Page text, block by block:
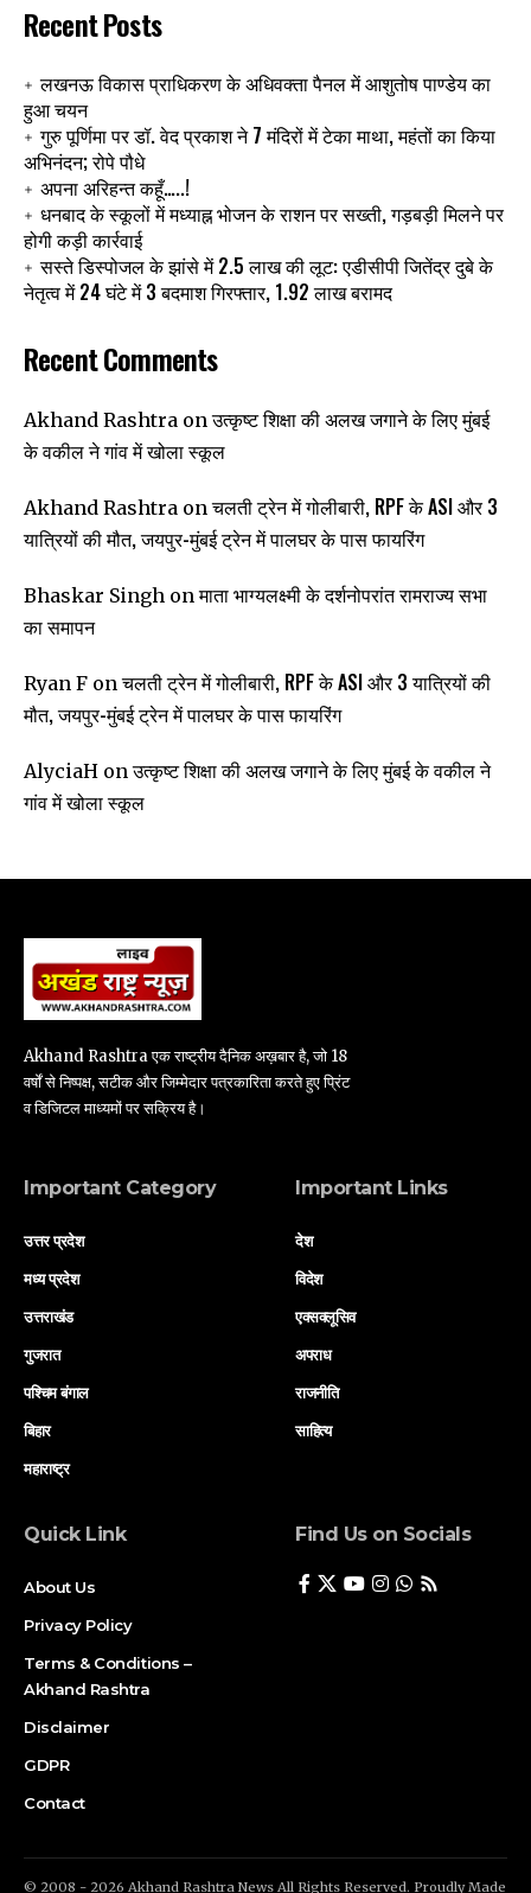
Recent Posts
लखनऊ विकास प्राधिकरण के अधिवक्ता पैनल में आशुतोष पाण्डेय का
हुआ चयन
गुरु पूर्णिमा पर डॉ. वेद प्रकाश ने 7 मंदिरों में टेका माथा, महंतों का किया
अभिनंदन; रोपे पौधे
अपना अरिहन्त कहूँ…..!
धनबाद के स्कूलों में मध्याह्न भोजन के राशन पर सख्ती, गड़बड़ी मिलने पर
होगी कड़ी कार्रवाई
सस्ते डिस्पोजल के झांसे में 2.5 लाख की लूट: एडीसीपी जितेंद्र दुबे के
नेतृत्व में 24 घंटे में 3 बदमाश गिरफ्तार, 1.92 लाख बरामद
Recent Comments
Akhand Rashtra onउत्कृष्ट शिक्षा की अलख जगाने के लिए मुंबई
के वकील ने गांव में खोला स्कूल
Akhand Rashtra onचलती ट्रेन में गोलीबारी, RPF के ASI और 3
यात्रियों की मौत, जयपुर-मुंबई ट्रेन में पालघर के पास फायरिंग
Bhaskar Singh onमाता भाग्यलक्ष्मी के दर्शनोपरांत रामराज्य सभा
का समापन
Ryan F onचलती ट्रेन में गोलीबारी, RPF के ASI और 3 यात्रियों की
मौत, जयपुर-मुंबई ट्रेन में पालघर के पास फायरिंग
AlyciaH onउत्कृष्ट शिक्षा की अलख जगाने के लिए मुंबई के वकील ने
गांव में खोला स्कूल
Akhand Rashtra एक राष्ट्रीय दैनिक अख़बार है, जो 18
वर्षों से निष्पक्ष, सटीक और जिम्मेदार पत्रकारिता करते हुए प्रिंट
व डिजिटल माध्यमों पर सक्रिय है।
Important Category
उत्तर प्रदेश
मध्य प्रदेश
उत्तराखंड
गुजरात
पश्चिम बंगाल
बिहार
महाराष्ट्र
Important Links
देश
विदेश
एक्सक्लूसिव
अपराध
राजनीति
साहित्य
Quick Link
About Us
Privacy Policy
Terms & Conditions –
Akhand Rashtra
Disclaimer
GDPR
Contact
Find Us on Socials
© 2008 - 2026 Akhand Rashtra News All Rights Reserved. Proudly Made